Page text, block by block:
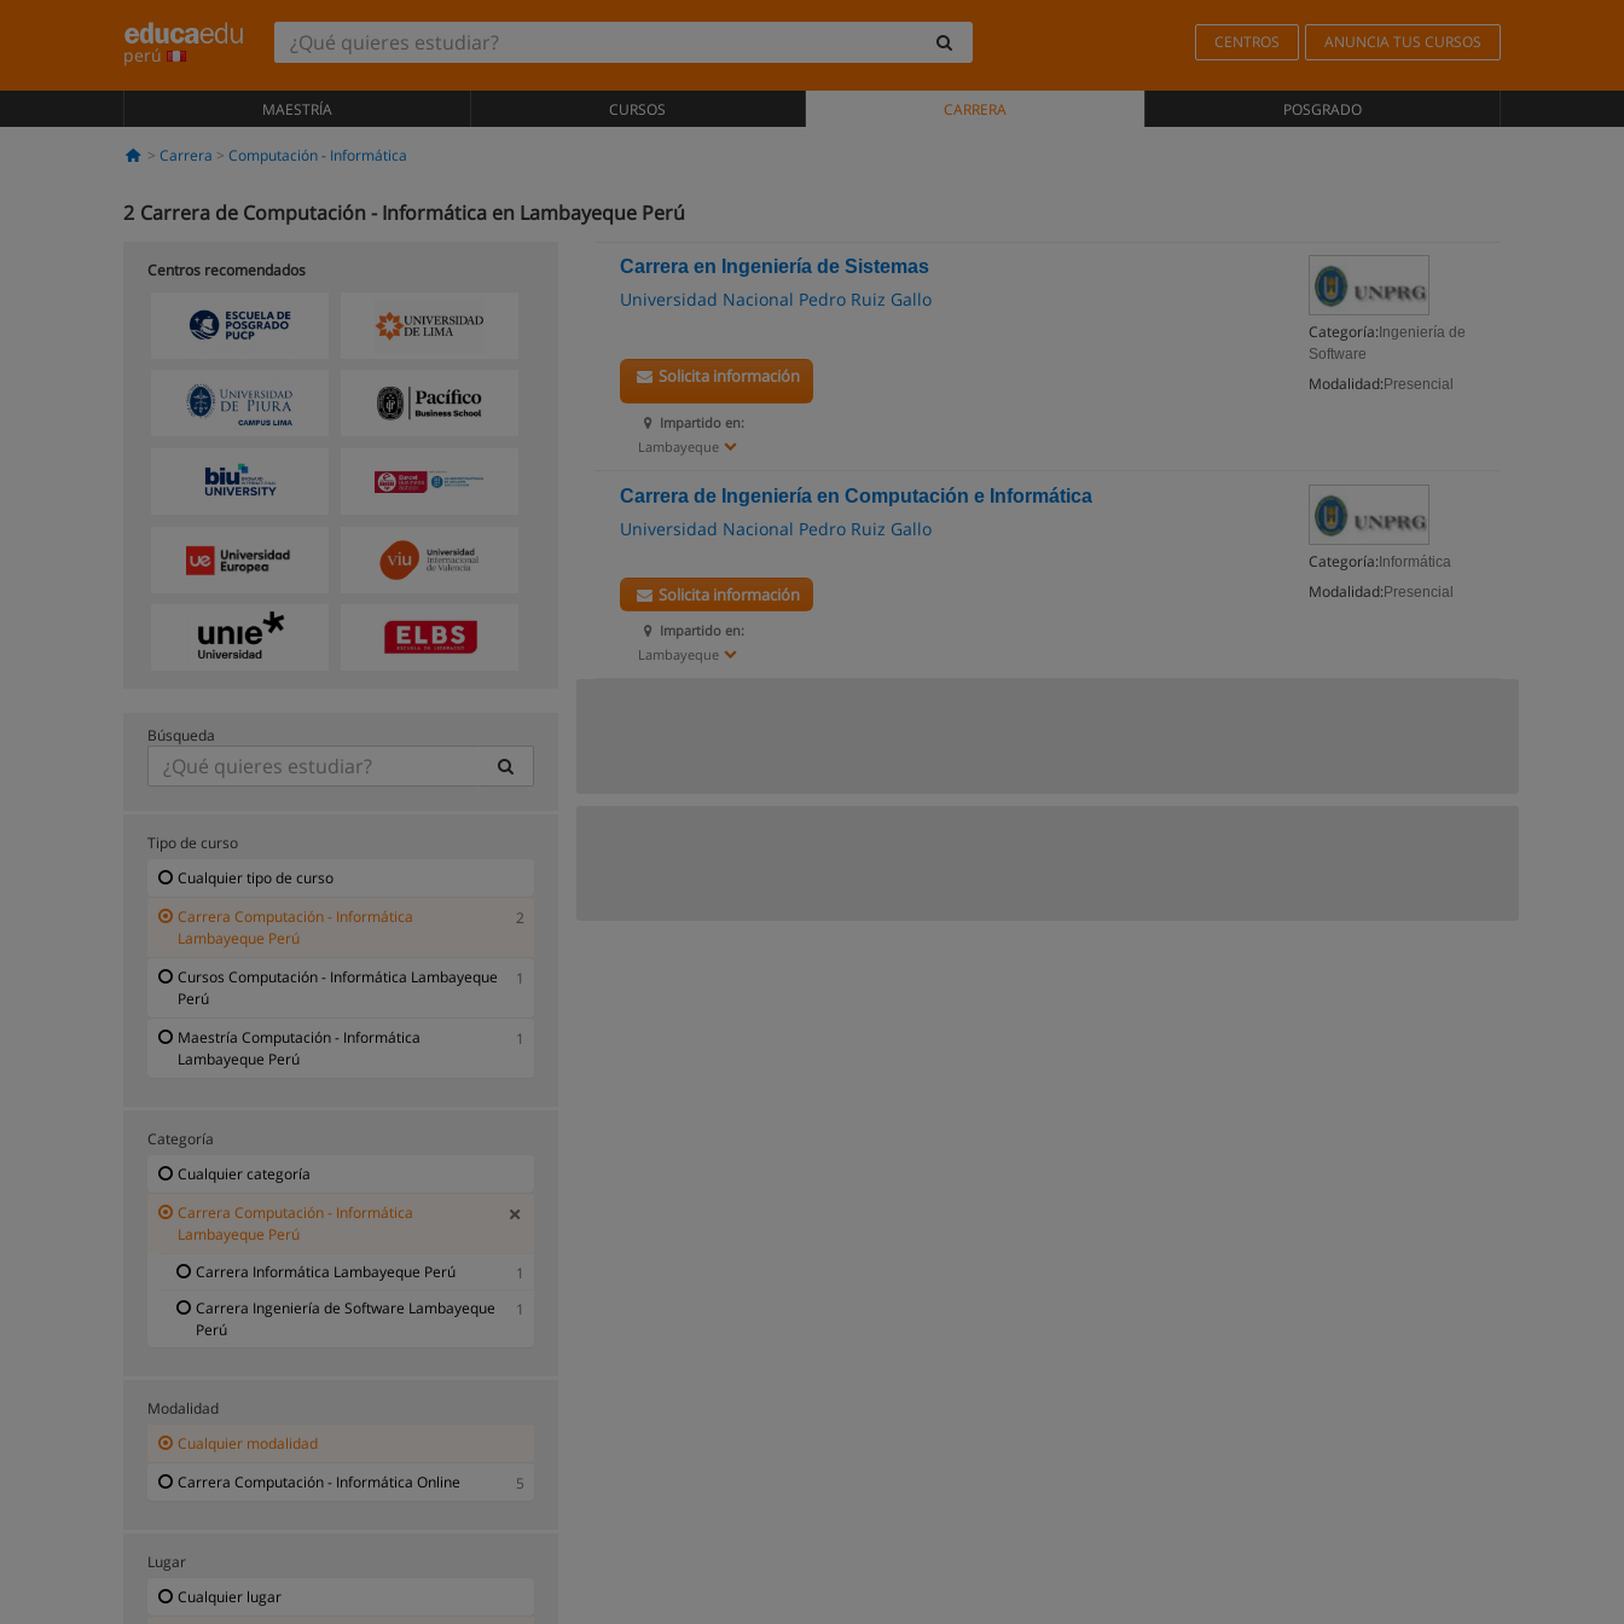
perú
CENTROS ANUNCIA TUS CURSOS
MAESTRÍA CURSOS CARRERA POSGRADO
Carrera Computación - Informática
2 Carrera de Computación - Informática en Lambayeque Perú
Carrera en Ingeniería de Sistemas
Universidad Nacional Pedro Ruiz Gallo
Categoría: Ingeniería de
Software
Modalidad: Presencial
Impartido en:
Lambayeque
Solicita información
Carrera de Ingeniería en Computación e Informática
Universidad Nacional Pedro Ruiz Gallo
Categoría: Informática
Modalidad: Presencial
Impartido en:
Lambayeque
Solicita información
Centros recomendados
Búsqueda
Tipo de curso
Cualquier tipo de curso
Carrera Computación - Informática
Lambayeque Perú
2
Cursos Computación - Informática Lambayeque
Perú
1
Maestría Computación - Informática
Lambayeque Perú
1
Categoría
Cualquier categoría
Carrera Computación - Informática
Lambayeque Perú
Carrera Informática Lambayeque Perú
1
Carrera Ingeniería de Software Lambayeque
Perú
1
Modalidad
Cualquier modalidad
Carrera Computación - Informática Online
5
Lugar
Cualquier lugar